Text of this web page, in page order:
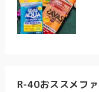
R-40おススメフ